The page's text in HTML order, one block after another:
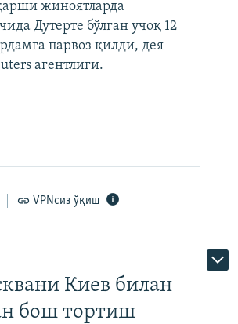
жиноятларда
Дутерте бўлган учоқ 12
парвоз қилди, дея
агентлиги.
VPNсиз ўқиш
Киев билан
бош тортиш